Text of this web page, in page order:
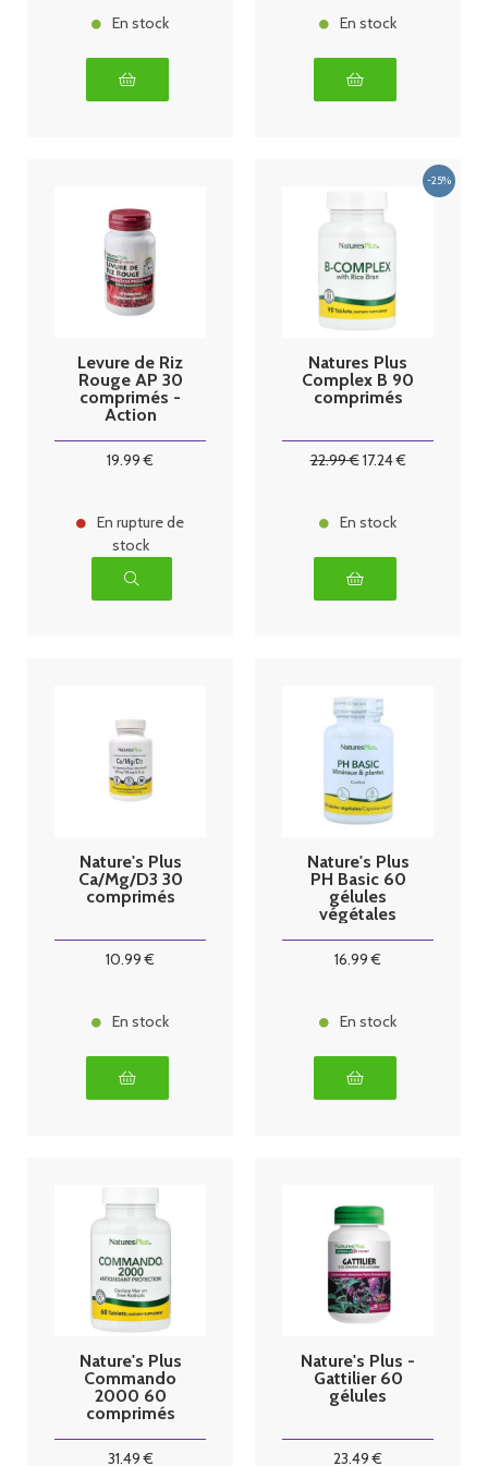
En stock En stock
Levure de Riz
Rouge AP 30
comprimés -
Action
NATURE'S
PLUS
19.99 €
En rupture de
stock
Natures Plus
Complex B 90
comprimés
22.99€17.24€
En stock
Nature's Plus
Ca/Mg/D3 30
comprimés
10.99 €
En stock
Nature's Plus
PH Basic 60
gélules
végétales
16.99 €
En stock
Nature's Plus
Commando
2000 60
comprimés
31.49€
Nature's Plus -
Gattilier 60
gélules
23.49 €